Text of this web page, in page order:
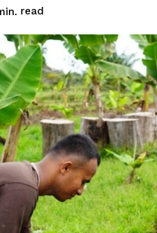
read